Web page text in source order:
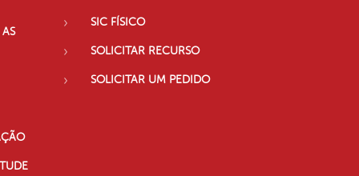
SIC FÍSICO
SOLICITAR RECURSO
SOLICITAR UM PEDIDO